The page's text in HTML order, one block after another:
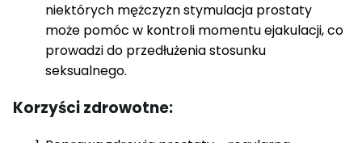
niektórych mężczyzn stymulacja prostaty
może pomóc w kontroli momentu ejakulacji, co
prowadzi do przedłużenia stosunku
seksualnego.
Korzyści zdrowotne: